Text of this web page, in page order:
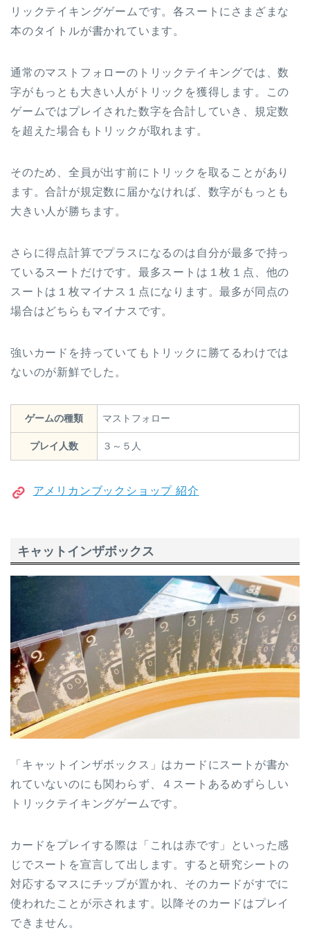
リックテイキングゲームです。各スートにさまざまな
本のタイトルが書かれています。
通常のマストフォローのトリックテイキングでは、数
字がもっとも大きい人がトリックを獲得します。この
ゲームではプレイされた数字を合計していき、規定数
を超えた場合もトリックが取れます。
そのため、全員が出す前にトリックを取ることがあり
ます。合計が規定数に届かなければ、数字がもっとも
大きい人が勝ちます。
さらに得点計算でプラスになるのは自分が最多で持っ
ているスートだけです。最多スートは１枚１点、他の
スートは１枚マイナス１点になります。最多が同点の
場合はどちらもマイナスです。
強いカードを持っていてもトリックに勝てるわけでは
ないのが新鮮でした。
ゲームの種類 マストフォロー
プレイ人数 ３～５人
アメリカンブックショップ 紹介
キャットインザボックス
「キャットインザボックス」はカードにスートが書か
れていないのにも関わらず、４スートあるめずらしい
トリックテイキングゲームです。
カードをプレイする際は「これは赤です」といった感
じでスートを宣言して出します。すると研究シートの
対応するマスにチップが置かれ、そのカードがすでに
使われたことが示されます。以降そのカードはプレイ
できません。